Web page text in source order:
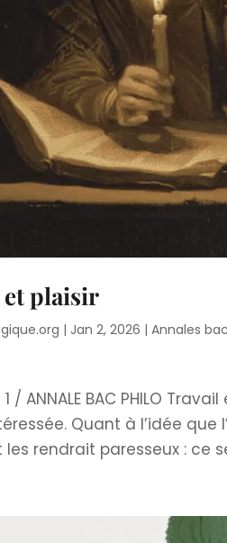
et plaisir
| Jan 2, 2026 |Annales
1 / ANNALE BAC PHILO
Quant à l’idée
rendrait paresseux : ce